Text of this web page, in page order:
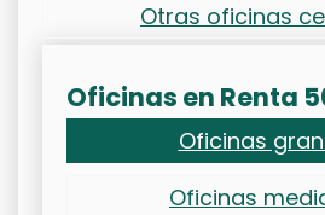
Otras oficinas
Oficinas en Renta
Oficinas
Oficinas